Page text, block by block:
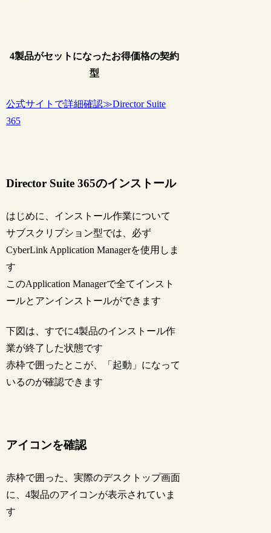
4製品がセットになったお得価格の契約
型
公式サイトで詳細確認≫Director Suite
365
Director Suite 365のインストール
はじめに、インストール作業について
サブスクリプション型では、必ず
CyberLink Application Managerを使用しま
す
このApplication Managerで全てインスト
ールとアンインストールができます
下図は、すでに4製品のインストール作
業が終了した状態です
赤枠で囲ったとこが、「起動」になって
いるのが確認できます
アイコンを確認
赤枠で囲った、実際のデスクトップ画面
に、4製品のアイコンが表示されていま
す